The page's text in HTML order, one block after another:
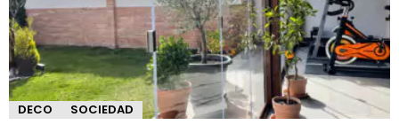
DECO SOCIEDAD